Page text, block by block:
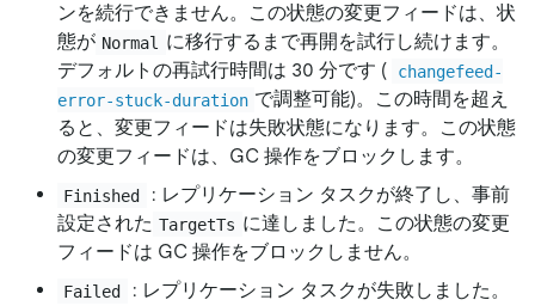
ンを続行できません。この状態の変更フィードは、状
態が Normal
に移行するまで再開を試行し続けます。
デフォルトの再試行時間は 30 分です (
changefeed-
error-stuck-duration で調整可能)。この時間を超え
ると、変更フィードは失敗状態になります。この状態
の変更フィードは、GC 操作をブロックします。
Finished
: レプリケーション タスクが終了し、事前
設定された TargetTs に達しました。この状態の変更
フィードは GC 操作をブロックしません。
Failed
: レプリケーション タスクが失敗しました。